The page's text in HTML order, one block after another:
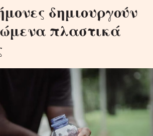
δημιουργούν
πλαστικά